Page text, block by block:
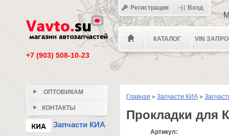
+7 (903) 508-10-23
КАТАЛОГ VIN
Регистрация Вход
Главная » Запчасти КИА »
Прокладки для
Артикул:
ОПТОВИКАМ
КОНТАКТЫ
Запчасти КИА